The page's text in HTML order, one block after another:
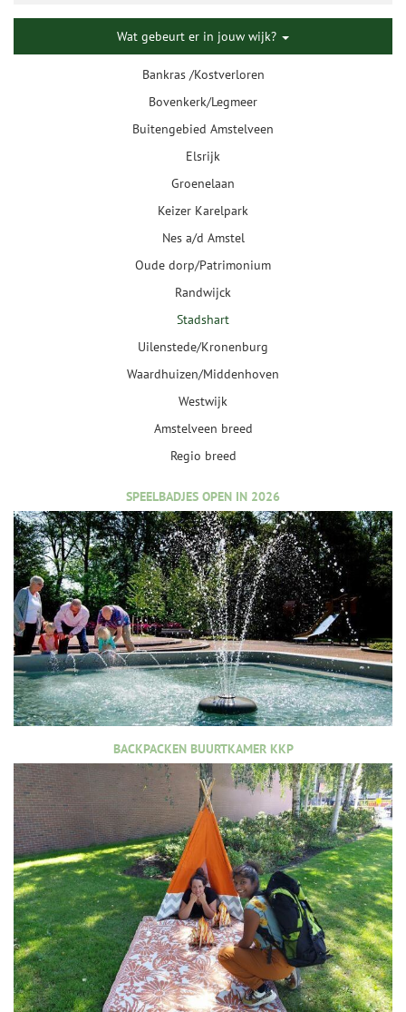
Wat gebeurt er in jouw wijk?
Bankras /Kostverloren
Bovenkerk/Legmeer
Buitengebied Amstelveen
Elsrijk
Groenelaan
Keizer Karelpark
Nes a/d Amstel
Oude dorp/Patrimonium
Randwijck
Stadshart
Uilenstede/Kronenburg
Waardhuizen/Middenhoven
Westwijk
Amstelveen breed
Regio breed
SPEELBADJES OPEN IN 2026
BACKPACKEN BUURTKAMER KKP